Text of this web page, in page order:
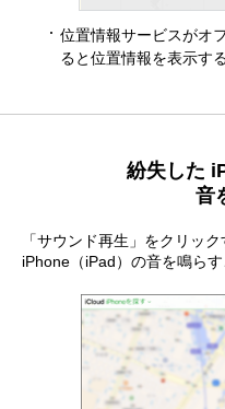
位置情報サービスがオ
ると位置情報を表示す
紛失した
音
「サウンド再生」をクリッ
iPhone（iPad）の音を鳴らす